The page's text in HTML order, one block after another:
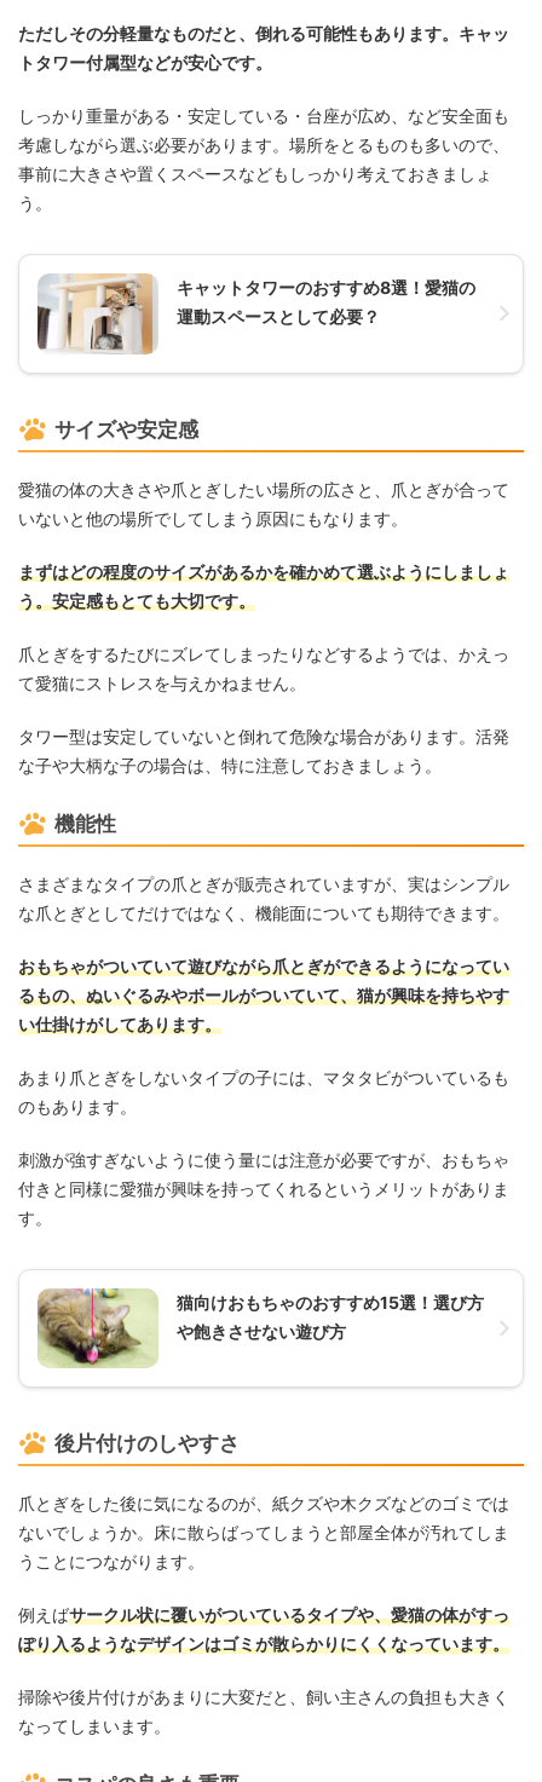
ただしその分軽量なものだと、倒れる可能性もあります。キャッ
トタワー付属型などが安心です。
しっかり重量がある・安定している・台座が広め、など安全面も
考慮しながら選ぶ必要があります。場所をとるものも多いので、
事前に大きさや置くスペースなどもしっかり考えておきましょ
う。
キャットタワーのおすすめ8選！愛猫の
運動スペースとして必要？
サイズや安定感
愛猫の体の大きさや爪とぎしたい場所の広さと、爪とぎが合って
いないと他の場所でしてしまう原因にもなります。
まずはどの程度のサイズがあるかを確かめて選ぶようにしましょ
う。安定感もとても大切です。
爪とぎをするたびにズレてしまったりなどするようでは、かえっ
て愛猫にストレスを与えかねません。
タワー型は安定していないと倒れて危険な場合があります。活発
な子や大柄な子の場合は、特に注意しておきましょう。
機能性
さまざまなタイプの爪とぎが販売されていますが、実はシンプル
な爪とぎとしてだけではなく、機能面についても期待できます。
おもちゃがついていて遊びながら爪とぎができるようになってい
るもの、ぬいぐるみやボールがついていて、猫が興味を持ちやす
い仕掛けがしてあります。
あまり爪とぎをしないタイプの子には、マタタビがついているも
のもあります。
刺激が強すぎないように使う量には注意が必要ですが、おもちゃ
付きと同様に愛猫が興味を持ってくれるというメリットがありま
す。
猫向けおもちゃのおすすめ15選！選び方
や飽きさせない遊び方
後片付けのしやすさ
爪とぎをした後に気になるのが、紙クズや木クズなどのゴミでは
ないでしょうか。床に散らばってしまうと部屋全体が汚れてしま
うことにつながります。
例えばサークル状に覆いがついているタイプや、愛猫の体がすっ
ぽり入るようなデザインはゴミが散らかりにくくなっています。
掃除や後片付けがあまりに大変だと、飼い主さんの負担も大きく
なってしまいます。